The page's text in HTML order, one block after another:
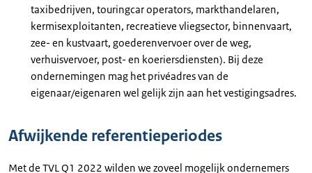
taxibedrijven, touringcar operators, markthandelaren,
kermisexploitanten, recreatieve vliegsector, binnenvaart,
zee- en kustvaart, goederenvervoer over de weg,
verhuisvervoer, post- en koeriersdiensten). Bij deze
ondernemingen mag het privéadres van de
eigenaar/eigenaren wel gelijk zijn aan het vestigingsadres.
Afwijkende referentieperiodes
Met de TVL Q1 2022 wilden we zoveel mogelijk ondernemers